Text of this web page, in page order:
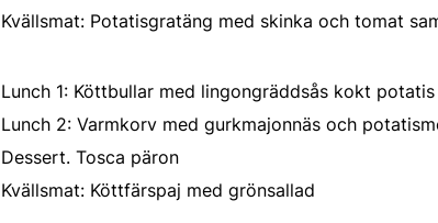
Kvällsmat: Potatisgratäng med skinka och tomat
Lunch 1: Köttbullar med lingongräddsås kokt
Lunch 2: Varmkorv med gurkmajonnäs och
Dessert. Tosca päron
Kvällsmat: Köttfärspaj med grönsallad